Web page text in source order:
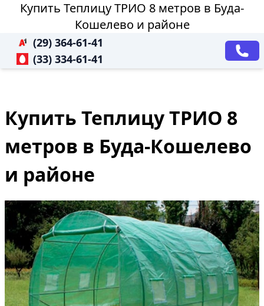
Купить Теплицу ТРИО 8 метров в Буда-
Кошелево и районе
(29) 364-61-41
(33) 334-61-41
Купить Теплицу ТРИО 8
метров в Буда-Кошелево
и районе